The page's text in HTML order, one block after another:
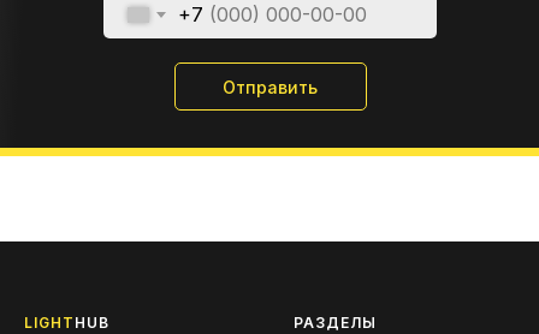
+7
Отправить
LIGHT HUB РАЗДЕЛЫ